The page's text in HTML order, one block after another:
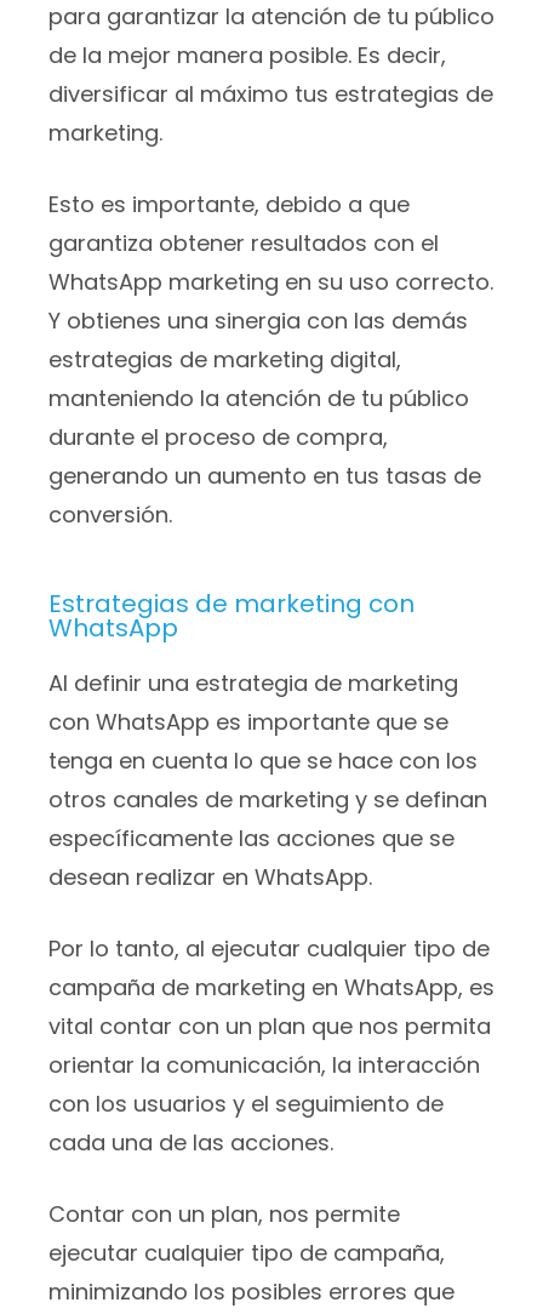
para garantizar la atención de tu público
de la mejor manera posible. Es decir,
diversificar al máximo tus estrategias de
marketing.
Esto es importante, debido a que
garantiza obtener resultados con el
WhatsApp marketing en su uso correcto.
Y obtienes una sinergia con las demás
estrategias de marketing digital,
manteniendo la atención de tu público
durante el proceso de compra,
generando un aumento en tus tasas de
conversión.
Estrategias de marketing con
WhatsApp
Al definir una estrategia de marketing
con WhatsApp es importante que se
tenga en cuenta lo que se hace con los
otros canales de marketing y se definan
específicamente las acciones que se
desean realizar en WhatsApp.
Por lo tanto, al ejecutar cualquier tipo de
campaña de marketing en WhatsApp, es
vital contar con un plan que nos permita
orientar la comunicación, la interacción
con los usuarios y el seguimiento de
cada una de las acciones.
Contar con un plan, nos permite
ejecutar cualquier tipo de campaña,
minimizando los posibles errores que